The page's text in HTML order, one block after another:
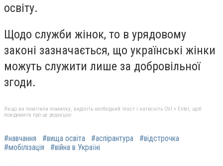
освіту.
Щодо служби жінок, то в урядовому
законі зазначається, що українські жінки
можуть служити лише за добровільної
згоди.
Якщо ви помітили помилку, виділіть необхідний текст і натисніть Ctrl + Enter, щоб
повідомити про це редакцію
#навчання #вища освіта #аспірантура
#відстрочка
#мобілізація
#війна в Україні